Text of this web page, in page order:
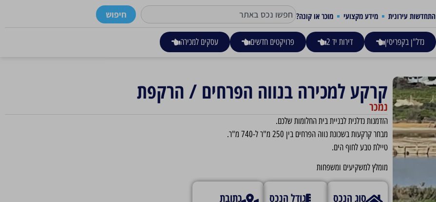
התחדשות עירונית מידע מקצועי מוכר או קונה? חיפוש
נדל"ן בקפריסין דירות יד 2 פרויקטים חדשים עסקים למכירה
קרקע למכירה בנווה הפרחים / הרקפת
נמכר
הזדמנות נדלנית לבניית בית החלומות שלכם.
מבחר קרקעות בשכונת נווה הפרחים בין 250 מ"ר ל-740 מ"ר.
טיילת טבע לחוף הים.
מומלץ למשקיעים ומשפחות
סוג הנכס גודל הנכס כתובת